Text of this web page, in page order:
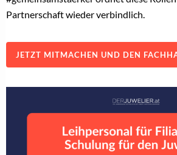
Partnerschaft wieder verbindlich.
JETZT MITMACHEN UND DEN